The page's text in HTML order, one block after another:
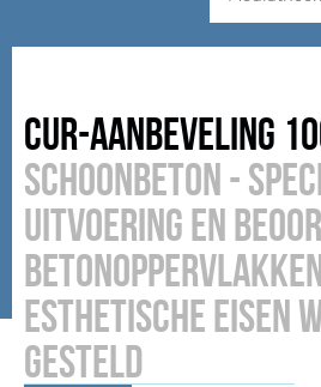
CUR-Aanbeveling
Schoonbeton -
uitvoering en
esthetische eisen
gesteld